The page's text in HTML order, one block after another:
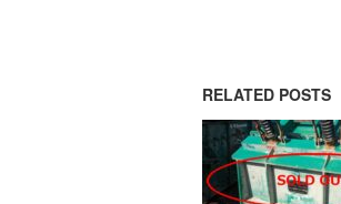
RELATED POSTS